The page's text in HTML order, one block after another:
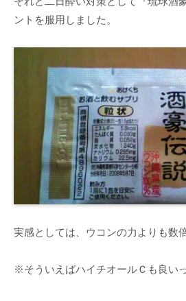
ントを服用しました。
実感としては、ウコンの力よりも数
※そういえばハイチオールＣも良い